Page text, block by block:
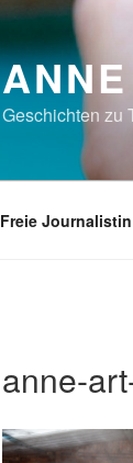
Geschichten zu
Freie Journalistin
anne-